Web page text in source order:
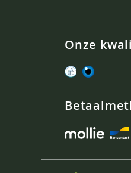
Onze